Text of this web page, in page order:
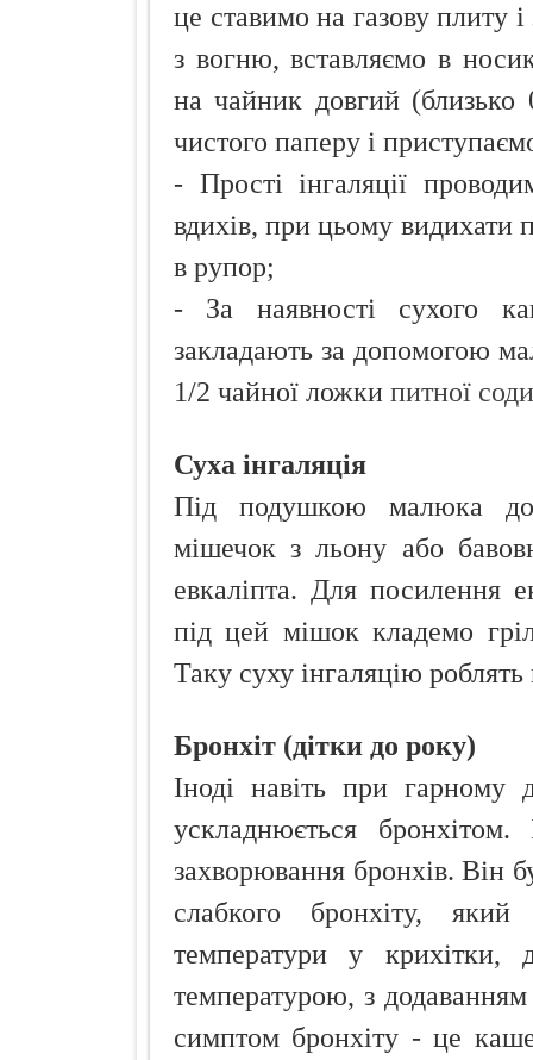
це ставимо на газову плиту
з вогню, вставляємо в
на чайник довгий
чистого паперу і
- Прості інгаляції
вдихів, при цьому видихати
в рупор;
- За наявності сухого
закладають за допомогою
1/2 чайної ложки питної соди
Суха інгаляція
Під подушкою малюка
мішечок з льону або
евкаліпта. Для посилення
під цей мішок кладемо
Таку суху інгаляцію
Бронхіт (дітки до року)
Іноді навіть при гарному
ускладнюється
захворювання бронхів. Він
слабкого бронхіту,
температури у
температурою, з
симптом бронхіту - це